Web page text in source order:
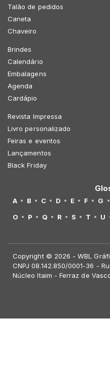
Talão de pedidos
Caneta
Chaveiro
Brindes
Calendário
Embalagens
Agenda
Cardápio
Revista Impressa
Livro personalizado
Feiras e eventos
Lançamentos
Black Friday
A B C D E F G
O
P Q R S T U
Copyright © 2026 - WBL
CNPJ 08.142.850/0001-36 -
Núcleo Itaim - Ferraz de